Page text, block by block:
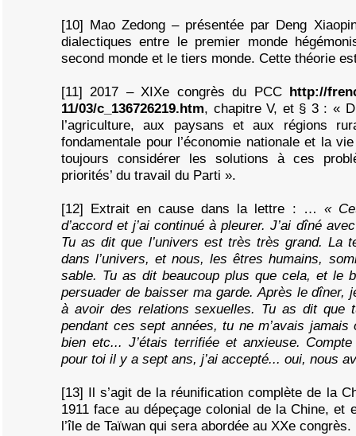
[10] Mao Zedong – présentée par Deng
dialectiques entre le premier monde
second monde et le tiers monde. Cette théorie
[11] 2017 – XIXe congrès du PCC http://
11/03/c_136726219.htm, chapitre V, et § 3 : «
l’agriculture, aux paysans et aux régions
fondamentale pour l’économie nationale et la
toujours considérer les solutions à ces
priorités’ du travail du Parti ».
[12] Extrait en cause dans la lettre : … «
d’accord et j’ai continué à pleurer. J’ai dîné
Tu as dit que l’univers est très très grand. La
dans l’univers, et nous, les êtres humains,
sable. Tu as dit beaucoup plus que cela, et le
persuader de baisser ma garde. Après le dîner,
à avoir des relations sexuelles. Tu as dit que
pendant ces sept années, tu ne m’avais
bien etc... J’étais terrifiée et anxieuse.
pour toi il y a sept ans, j’ai accepté... oui, nous
[13] Il s’agit de la réunification complète de la
1911 face au dépeçage colonial de la Chine, et
l’île de Taïwan qui sera abordée au XXe congrès.